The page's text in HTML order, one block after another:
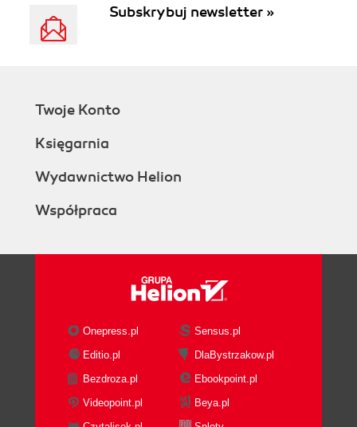
Subskrybuj newsletter »
Twoje Konto
Księgarnia
Wydawnictwo Helion
Współpraca
Onepress.pl
Sensus.pl
Editio.pl
DlaBystrzakow.pl
Bezdroza.pl
Ebookpoint.pl
Videopoint.pl
Beya.pl